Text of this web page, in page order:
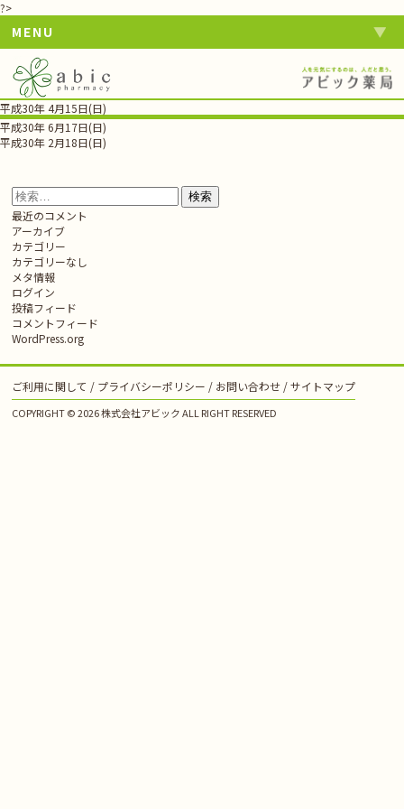
?>
MENU
平成30年 4月15日(日)
投
稿
平成30年 6月17日(日)
平成30年 2月18日(日)
検
索:
最近のコメント
アーカイブ
カテゴリー
カテゴリーなし
メタ情報
ログイン
投稿フィード
コメントフィード
WordPress.org
ご利用に関して プライバシーポリシー お問い合わせ サイトマップ
COPYRIGHT © 2026 株式会社アビック ALL RIGHT RESERVED